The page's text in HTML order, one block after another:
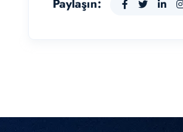
Paylaşın: